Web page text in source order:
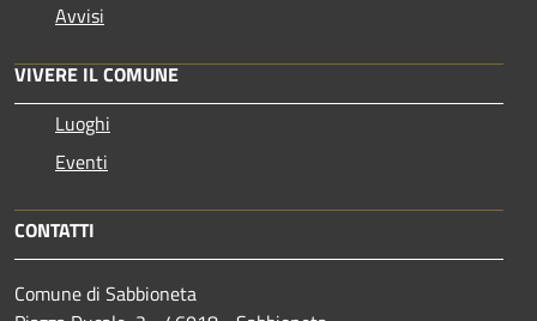
Avvisi
VIVERE IL COMUNE
Luoghi
Eventi
CONTATTI
Comune di Sabbioneta